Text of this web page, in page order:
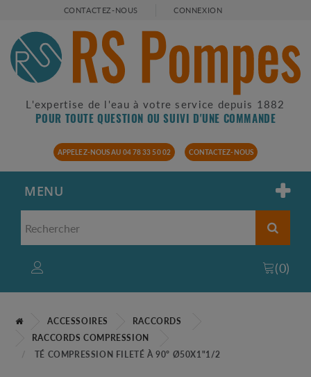
CONTACTEZ-NOUS CONNEXION
L'expertise de l'eau à votre service depuis 1882
POUR TOUTE QUESTION OU SUIVI D'UNE COMMANDE
APPELEZ-NOUS AU 04 78 33 50 02 CONTACTEZ-NOUS
MENU
(0)
ACCESSOIRES
RACCORDS
RACCORDS COMPRESSION
TÉ COMPRESSION FILETÉ À 90° Ø50X1"1/2